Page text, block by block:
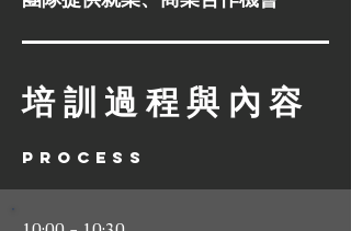
培訓過程與內容
Process